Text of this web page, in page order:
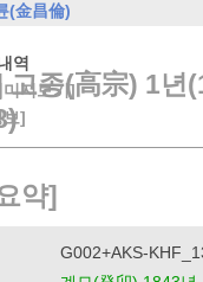
(金昌倫)
역
지보기]
보]
고종(高宗) 1년
약]
G002+AKS-